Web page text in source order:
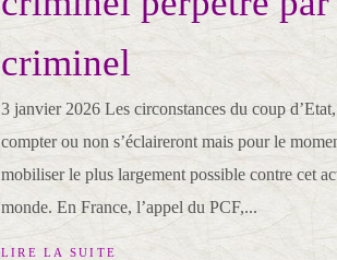
criminel
3 janvier 2026 Les circonstances du coup
compter ou non s’éclaireront mais pour le
mobiliser le plus largement possible contre cet
monde. En France, l’appel du PCF,...
LIRE LA SUITE